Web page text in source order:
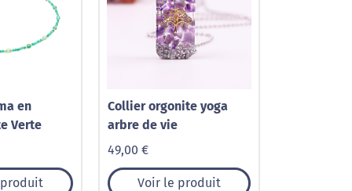
en
Verte
Collier orgonite yoga
arbre de vie
49,00 €
Voir le produit